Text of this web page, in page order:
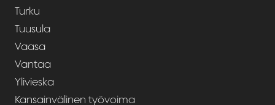
Turku
Tuusula
Vaasa
Vantaa
Ylivieska
Kansainvälinen työvoima